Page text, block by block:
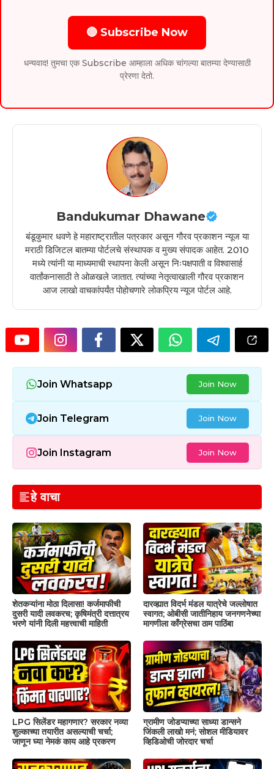
🔴 Subscribe Now
धन्यवाद! तुमचा एक Subscribe आम्हाला अधिक चांगल्या बातम्या देण्यासाठी
प्रेरणा देतो.
Bandukumar Dhawane
बंडूकुमार धवणे हे महाराष्ट्रातील पत्रकार असून गौरव प्रकाशन न्यूज या
मराठी डिजिटल बातम्या पोर्टलचे संस्थापक व मुख्य संपादक आहेत. 2010
मध्ये त्यांनी या माध्यमाची स्थापना केली असून निःपक्षपाती व विश्वासार्ह
वार्तांकनासाठी ते ओळखले जातात. त्यांच्या नेतृत्वाखाली गौरव प्रकाशन
आज लाखो वाचकांपर्यंत पोहोचणारे लोकप्रिय न्यूज पोर्टल आहे.
Join Whatsapp Join Now
Join Telegram Join Now
Join Instagram Join Now
हे वाचा
शेतकऱ्यांना मोठा दिलासा! कर्जमाफीची
दुसरी यादी लवकरच; कृषिमंत्री दत्तात्रय
भरणे यांनी दिली महत्त्वाची माहिती
दारव्ह्यात विदर्भ मंडल यात्रेचे जल्लोषात
स्वागत; ओबीसी जातीनिहाय जनगणनेच्या
मागणीला काँग्रेसचा ठाम पाठिंबा
LPG सिलेंडर महागणार? सरकार नव्या
शुल्काच्या तयारीत असल्याची चर्चा;
जाणून घ्या नेमकं काय आहे प्रकरण
ग्रामीण जोडप्याच्या साध्या डान्सने
जिंकली लाखो मनं; सोशल मीडियावर
व्हिडिओची जोरदार चर्चा